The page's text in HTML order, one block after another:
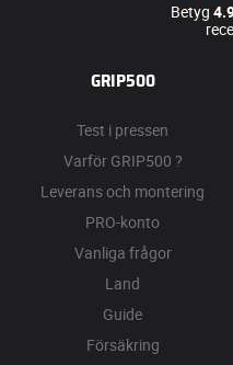
Betyg
GRIP500
Test i pressen
Varför GRIP500 ?
Leverans och montering
PRO-konto
Vanliga frågor
Land
Guide
Försäkring